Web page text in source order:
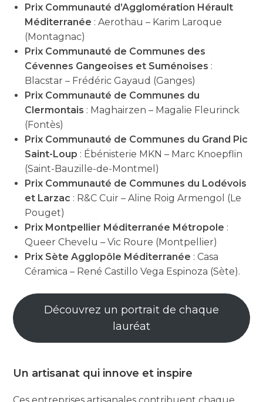
Prix Communauté d’Agglomération Hérault
Méditerranée : Aerothau – Karim Laroque
(Montagnac)
Prix Communauté de Communes des
Cévennes Gangeoises et Suménoises :
Blacstar – Frédéric Gayaud (Ganges)
Prix Communauté de Communes du
Clermontais : Maghairzen – Magalie Fleurinck
(Fontès)
Prix Communauté de Communes du Grand Pic
Saint-Loup : Ébénisterie MKN – Marc Knoepflin
(Saint-Bauzille-de-Montmel)
Prix Communauté de Communes du Lodévois
et Larzac : R&C Cuir – Aline Roig Armengol (Le
Pouget)
Prix Montpellier Méditerranée Métropole :
Queer Chevelu – Vic Roure (Montpellier)
Prix Sète Agglopôle Méditerranée : Casa
Céramica – René Castillo Vega Espinoza (Sète).
Découvrez un portrait de chaque
lauréat
Un artisanat qui innove et inspire